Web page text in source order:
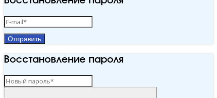
Отправить
Восстановление пароля